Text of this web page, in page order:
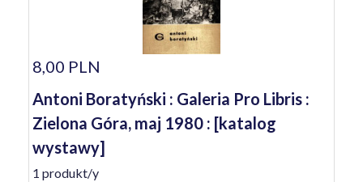
8,00 PLN
Antoni Boratyński : Galeria Pro Libris :
Zielona Góra, maj 1980 : [katalog
wystawy]
1 produkt/y